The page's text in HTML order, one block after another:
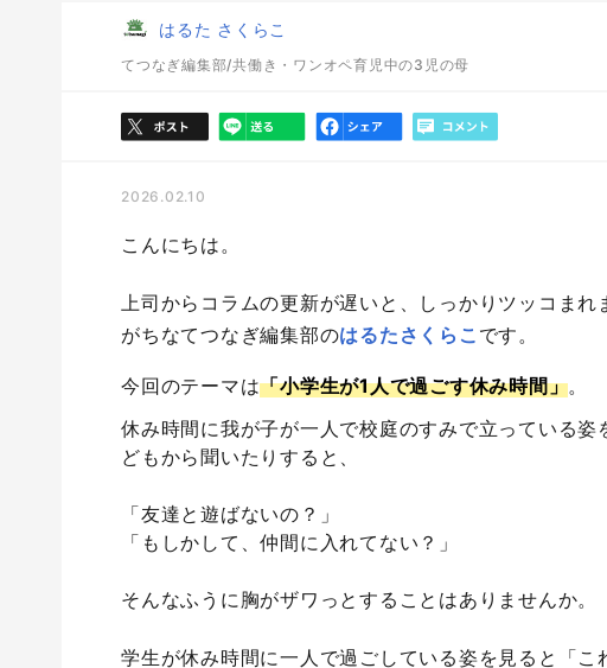
はるた さくらこ
てつなぎ編集部/共働き・ワンオペ育児中の3児の母
2026.02.10
こんにちは。
上司からコラムの更新が遅いと、しっかりツッコま
がちなてつなぎ編集部のはるたさくらこ です。
今回のテーマは「小学生が1人で過ごす休み時間」。
休み時間に我が子が一人で校庭のすみで立っている
どもから聞いたりすると、
「友達と遊ばないの？」
「もしかして、仲間に入れてない？」
そんなふうに胸がザワっとすることはありませんか。
学生が休み時間に一人で過ごしている姿を見ると「こ